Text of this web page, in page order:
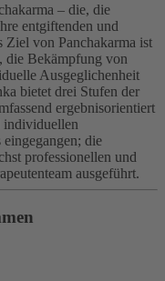
– die, die
entgiftenden und
Ziel von Panchakarma ist
die Bekämpfung von
Ausgeglichenheit
bietet drei Stufen der
ergebnisorientiert
individuellen
eingegangen; die
professionellen und
ausgeführt.